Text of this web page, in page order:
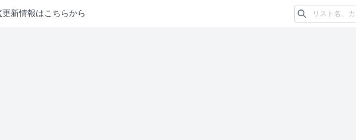
更新情報はこちらから